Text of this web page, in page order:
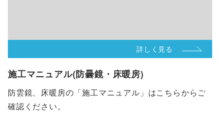
詳しく見る
施工マニュアル(防曇鏡・床暖房)
防雲鏡、床暖房の「施工マニュアル」はこちらからご
確認ください。